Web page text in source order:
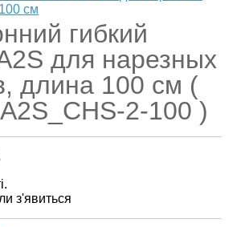
гибкий
для нарезных
длина 100 см (
2-100 )
з'явиться